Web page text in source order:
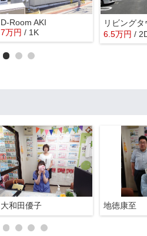
D-Room AKI
7万円 / 1K 6.5万円 /
大和田優子 地徳康至